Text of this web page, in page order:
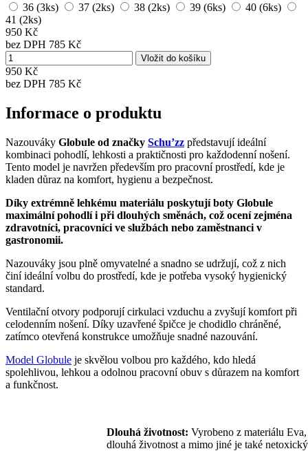
36 (3ks) 37 (2ks) 38 (2ks) 39 (6ks) 40 (6ks)
41 (2ks)
950 Kč
bez DPH 785 Kč
950 Kč
bez DPH 785 Kč
Informace o produktu
Nazouváky Globule od značky Schu’zz představují ideální
kombinaci pohodlí, lehkosti a praktičnosti pro každodenní nošení.
Tento model je navržen především pro pracovní prostředí, kde je
kladen důraz na komfort, hygienu a bezpečnost.
Díky extrémně lehkému materiálu poskytují boty Globule
maximální pohodlí i při dlouhých směnách, což ocení zejména
zdravotníci, pracovníci ve službách nebo zaměstnanci v
gastronomii.
Nazouváky jsou plně omyvatelné a snadno se udržují, což z nich
činí ideální volbu do prostředí, kde je potřeba vysoký hygienický
standard.
Ventilační otvory podporují cirkulaci vzduchu a zvyšují komfort při
celodenním nošení. Díky uzavřené špičce je chodidlo chráněné,
zatímco otevřená konstrukce umožňuje snadné nazouvání.
Model Globule je skvělou volbou pro každého, kdo hledá
spolehlivou, lehkou a odolnou pracovní obuv s důrazem na komfort
a funkčnost.
Dlouhá životnost: Vyrobeno z materiálu
dlouhá životnost a mimo jiné je také